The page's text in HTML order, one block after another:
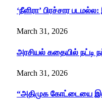
‘நீளிரா’ பிரச்சார
March 31, 2026
அரசியல் கதையில் நட்டி
March 31, 2026
“அதிமுக கோட்டையை